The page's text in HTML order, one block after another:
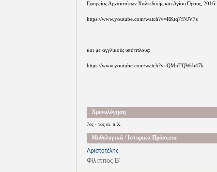
Εφορείας Αρχαιοτήτων Χαλκιδικής και Αγίου Όρους, 2016:
https://www.youtube.com/watch?v=RKtq7fNJV7s
και με αγγλικούς υπότιτλους:
https://www.youtube.com/watch?v=QMnTQWsb47k
Χρονολόγηση
7ος - 1ος αι. π.Χ.
Μυθολογικά / Ιστορικά Πρόσωπα
Αριστοτέλης
Φίλιππος Β'